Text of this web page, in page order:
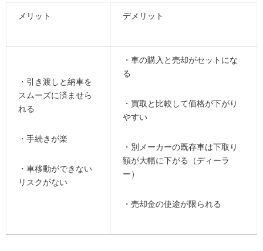
メリット デメリット
・引き渡しと納車を
スムーズに済ませら
れる
・手続きが楽
・車移動ができない
リスクがない
・車の購入と売却がセットにな
る
・買取と比較して価格が下がり
やすい
・別メーカーの既存車は下取り
額が大幅に下がる（ディーラ
ー）
・売却金の使途が限られる